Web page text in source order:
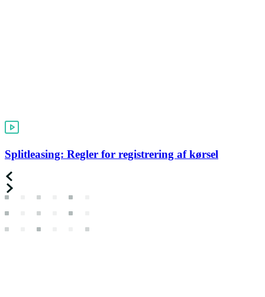
Splitleasing: Regler for registrering af kørsel